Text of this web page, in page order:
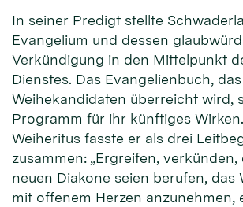
In seiner Predigt stellte
Evangelium und dessen
Verkündigung in den Mittelpunkt
Dienstes. Das Evangelienbuch,
Weihekandidaten überreicht wird,
Programm für ihr künftiges
Weiheritus fasste er als drei
zusammen: „Ergreifen, verkünden,
neuen Diakone seien berufen, das
mit offenem Herzen anzunehmen,